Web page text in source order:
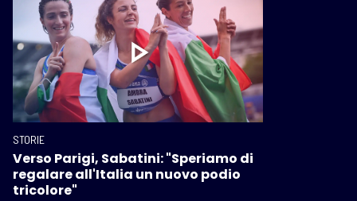
STORIE
Verso Parigi, Sabatini: "Speriamo di
regalare all'Italia un nuovo podio
tricolore"